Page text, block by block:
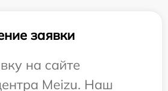
заявки
на сайте
Meizu. Наш